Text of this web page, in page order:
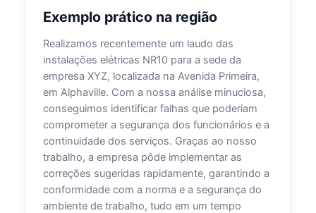
Exemplo prático na região
Realizamos recentemente um laudo das
instalações elétricas NR10 para a sede da
empresa XYZ, localizada na Avenida Primeira,
em Alphaville. Com a nossa análise minuciosa,
conseguimos identificar falhas que poderiam
comprometer a segurança dos funcionários e a
continuidade dos serviços. Graças ao nosso
trabalho, a empresa pôde implementar as
correções sugeridas rapidamente, garantindo a
conformidade com a norma e a segurança do
ambiente de trabalho, tudo em um tempo